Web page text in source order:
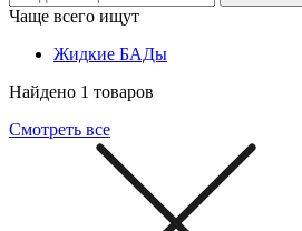
Чаще всего ищут
Жидкие БАДы
Найдено 1 товаров
Смотреть все